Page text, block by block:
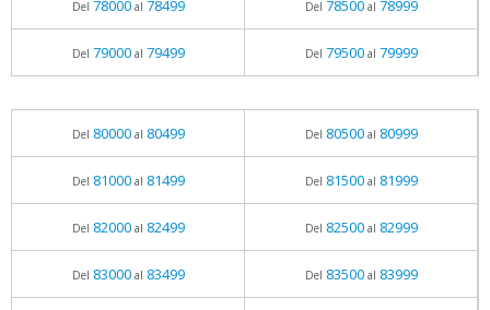
Del 78000al 78499 Del 78500al 78999
Del 79000al 79499 Del 79500al 79999
Del 80000al 80499 Del 80500al 80999
Del 81000al 81499 Del 81500al 81999
Del 82000al 82499 Del 82500al 82999
Del 83000al 83499 Del 83500al 83999